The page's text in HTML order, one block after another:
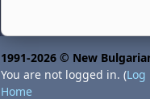
1991-2026 © New
You are not logged in. (Log
Home